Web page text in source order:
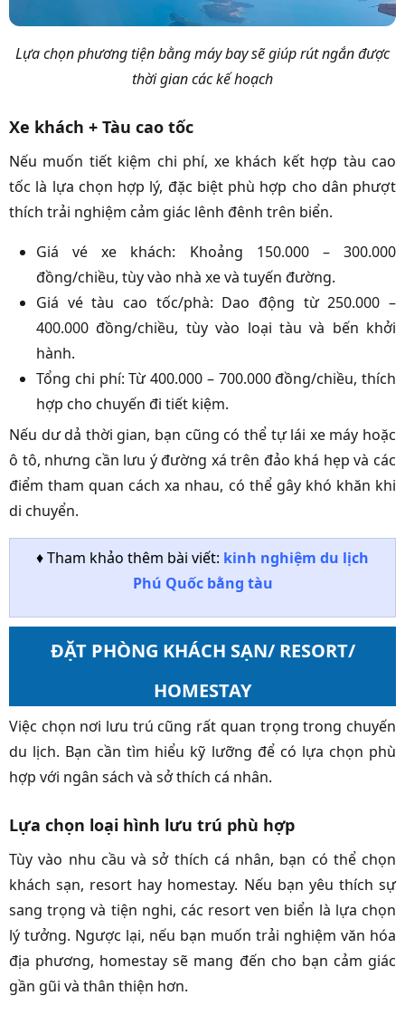
Lựa chọn phương tiện bằng máy bay sẽ giúp rút ngắn được
thời gian các kế hoạch
Xe khách + Tàu cao tốc
Nếu muốn tiết kiệm chi phí, xe khách kết hợp tàu cao
tốc là lựa chọn hợp lý, đặc biệt phù hợp cho dân phượt
thích trải nghiệm cảm giác lênh đênh trên biển.
Giá vé xe khách: Khoảng 150.000 – 300.000
đồng/chiều, tùy vào nhà xe và tuyến đường.
Giá vé tàu cao tốc/phà: Dao động từ 250.000 –
400.000 đồng/chiều, tùy vào loại tàu và bến khởi
hành.
Tổng chi phí: Từ 400.000 – 700.000 đồng/chiều, thích
hợp cho chuyến đi tiết kiệm.
Nếu dư dả thời gian, bạn cũng có thể tự lái xe máy hoặc
ô tô, nhưng cần lưu ý đường xá trên đảo khá hẹp và các
điểm tham quan cách xa nhau, có thể gây khó khăn khi
di chuyển.
♦ Tham khảo thêm bài viết: kinh nghiệm du lịch
Phú Quốc bằng tàu
ĐẶT PHÒNG KHÁCH SẠN/ RESORT/
HOMESTAY
Việc chọn nơi lưu trú cũng rất quan trọng trong chuyến
du lịch. Bạn cần tìm hiểu kỹ lưỡng để có lựa chọn phù
hợp với ngân sách và sở thích cá nhân.
Lựa chọn loại hình lưu trú phù hợp
Tùy vào nhu cầu và sở thích cá nhân, bạn có thể chọn
khách sạn, resort hay homestay. Nếu bạn yêu thích sự
sang trọng và tiện nghi, các resort ven biển là lựa chọn
lý tưởng. Ngược lại, nếu bạn muốn trải nghiệm văn hóa
địa phương, homestay sẽ mang đến cho bạn cảm giác
gần gũi và thân thiện hơn.